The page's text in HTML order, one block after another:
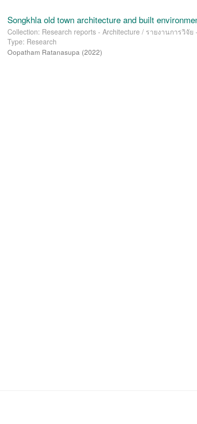
Songkhla old town architecture and built
Collection: Research reports - Architecture / รายงานการวิจั
Type: Research
Oopatham Ratanasupa (2022)